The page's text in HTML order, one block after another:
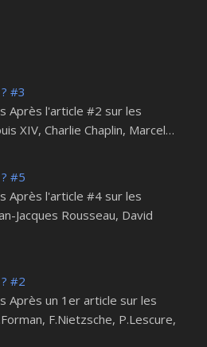
#3
Après l'article #2 sur les
XIV, Charlie Chaplin, Marcel…
#5
Après l'article #4 sur les
Jacques Rousseau, David
#2
Après un 1er article sur les
F.Nietzsche, P.Lescure,